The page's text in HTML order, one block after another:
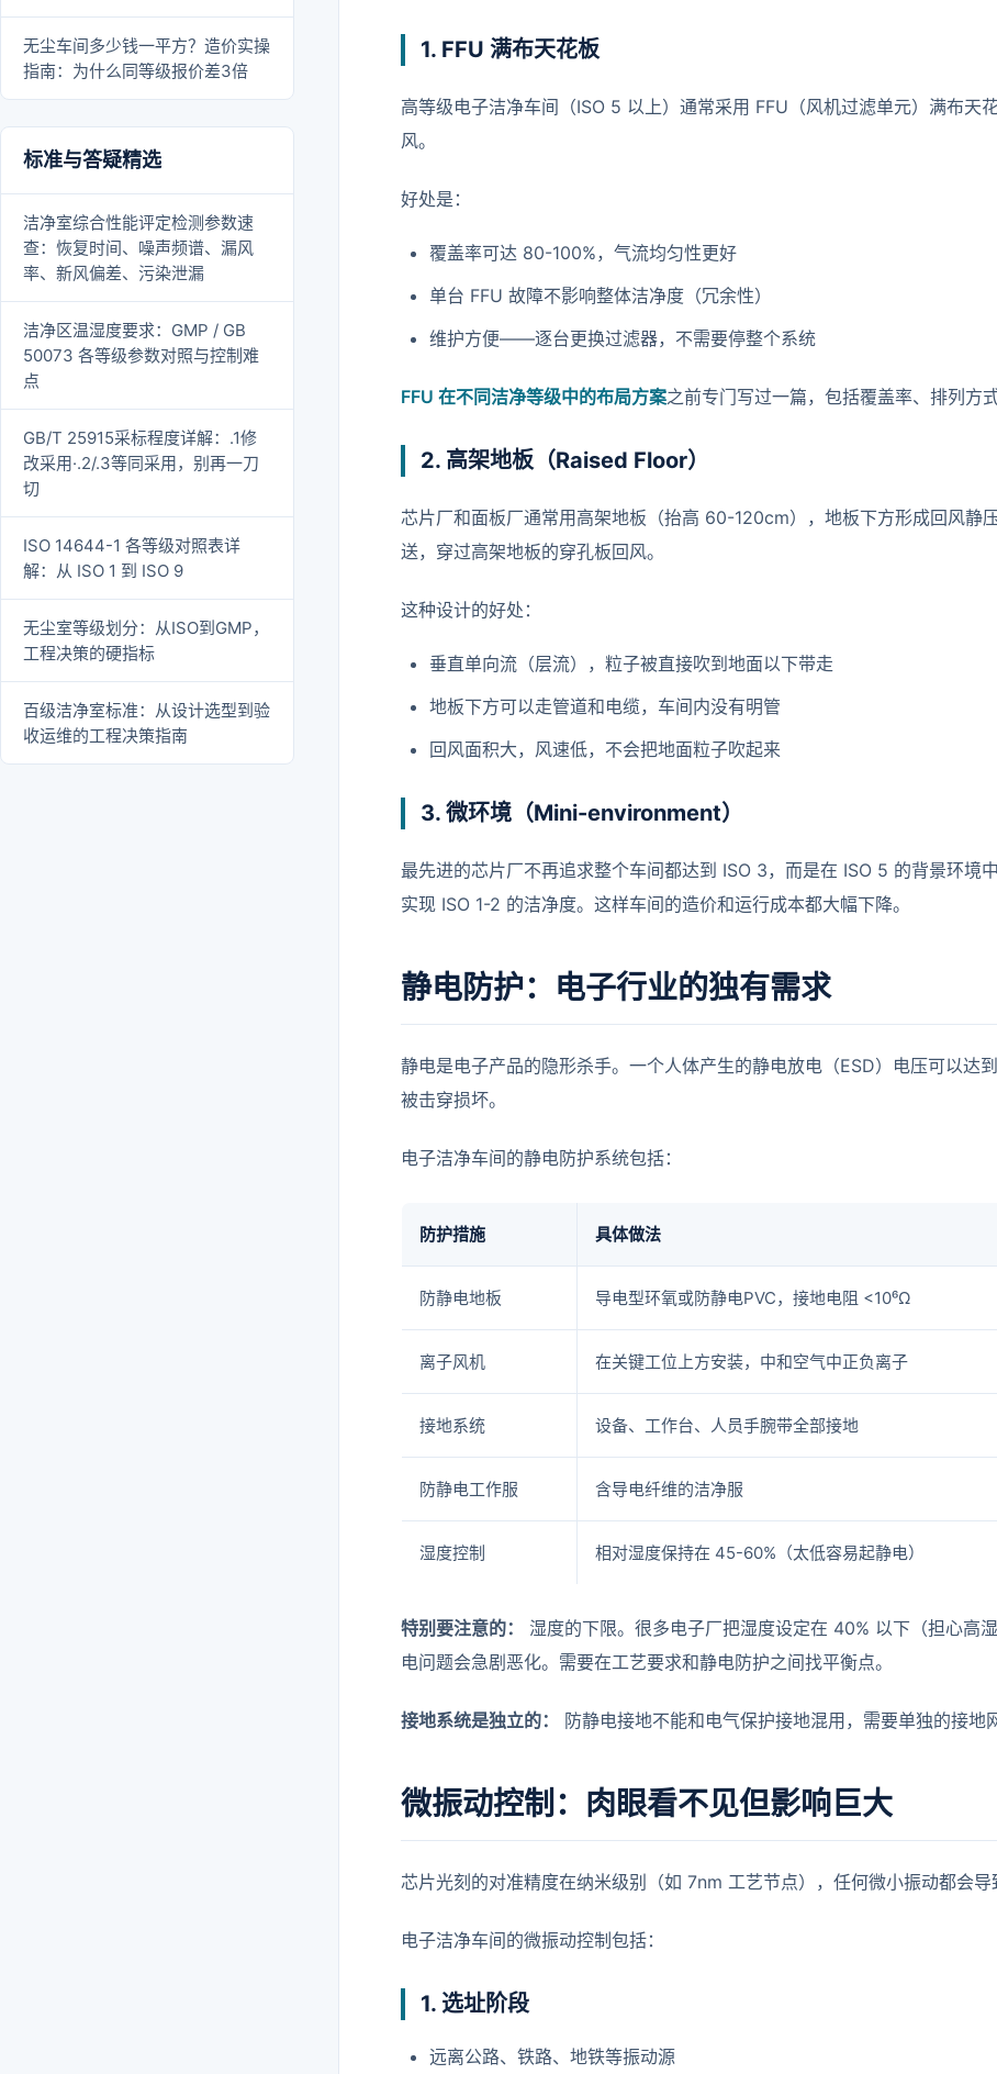
无尘车间多少钱一平方？造价实操
指南：为什么同等级报价差3倍
标准与答疑精选
洁净室综合性能评定检测参数速
查：恢复时间、噪声频谱、漏风
率、新风偏差、污染泄漏
洁净区温湿度要求：GMP / GB
50073 各等级参数对照与控制难
点
GB/T 25915采标程度详解：.1修
改采用·.2/.3等同采用，别再一刀
切
ISO 14644-1 各等级对照表详
解：从 ISO 1 到 ISO 9
无尘室等级划分：从ISO到GMP，
工程决策的硬指标
百级洁净室标准：从设计选型到验
收运维的工程决策指南
1. FFU 满布天花板
高等级电子洁净车间（ISO 5 以上）通常采用 FFU（风机过滤单元）满布天
风。
好处是：
覆盖率可达 80-100%，气流均匀性更好
单台 FFU 故障不影响整体洁净度（冗余性）
维护方便——逐台更换过滤器，不需要停整个系统
FFU 在不同洁净等级中的布局方案之前专门写过一篇，包括覆盖率、排列方
2. 高架地板（Raised Floor）
芯片厂和面板厂通常用高架地板（抬高 60-120cm），地板下方形成回风静
送，穿过高架地板的穿孔板回风。
这种设计的好处：
垂直单向流（层流），粒子被直接吹到地面以下带走
地板下方可以走管道和电缆，车间内没有明管
回风面积大，风速低，不会把地面粒子吹起来
3. 微环境（Mini-environment）
最先进的芯片厂不再追求整个车间都达到 ISO 3，而是在 ISO 5 的背景环境
实现 ISO 1-2 的洁净度。这样车间的造价和运行成本都大幅下降。
静电防护：电子行业的独有需求
静电是电子产品的隐形杀手。一个人体产生的静电放电（ESD）电压可以达
被击穿损坏。
电子洁净车间的静电防护系统包括：
防护措施 具体做法
防静电地板 导电型环氧或防静电PVC，接地电阻 <10⁶Ω
离子风机 在关键工位上方安装，中和空气中正负离子
接地系统 设备、工作台、人员手腕带全部接地
防静电工作服 含导电纤维的洁净服
湿度控制 相对湿度保持在 45-60%（太低容易起静电）
特别要注意的：
湿度的下限。很多电子厂把湿度设定在 40% 以下（担心高
电问题会急剧恶化。需要在工艺要求和静电防护之间找平衡点。
接地系统是独立的： 防静电接地不能和电气保护接地混用，需要单独的接地
微振动控制：肉眼看不见但影响巨大
芯片光刻的对准精度在纳米级别（如 7nm 工艺节点），任何微小振动都会导
电子洁净车间的微振动控制包括：
1. 选址阶段
远离公路、铁路、地铁等振动源